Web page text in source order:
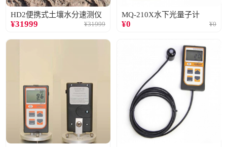
HD2便携式土壤水分速测仪
¥31999 ¥31999
MQ-210X水下光量子计
¥0 ¥0